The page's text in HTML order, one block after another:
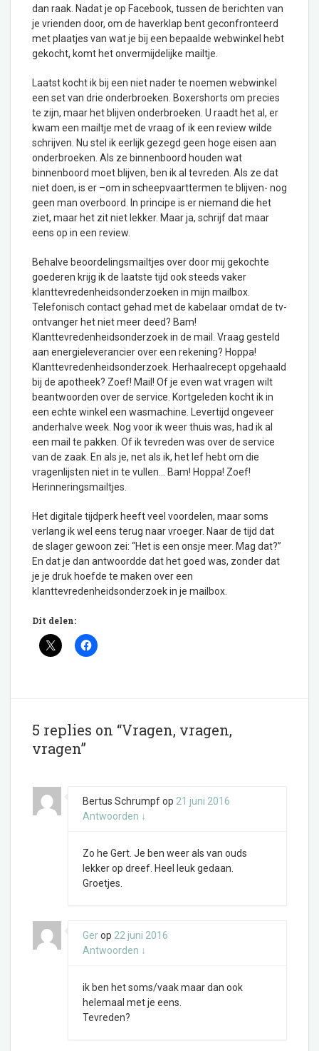
dan raak. Nadat je op Facebook, tussen de berichten van
je vrienden door, om de haverklap bent geconfronteerd
met plaatjes van wat je bij een bepaalde webwinkel hebt
gekocht, komt het onvermijdelijke mailtje.
Laatst kocht ik bij een niet nader te noemen webwinkel
een set van drie onderbroeken. Boxershorts om precies
te zijn, maar het blijven onderbroeken. U raadt het al, er
kwam een mailtje met de vraag of ik een review wilde
schrijven. Nu stel ik eerlijk gezegd geen hoge eisen aan
onderbroeken. Als ze binnenboord houden wat
binnenboord moet blijven, ben ik al tevreden. Als ze dat
niet doen, is er –om in scheepvaarttermen te blijven- nog
geen man overboord. In principe is er niemand die het
ziet, maar het zit niet lekker. Maar ja, schrijf dat maar
eens op in een review.
Behalve beoordelingsmailtjes over door mij gekochte
goederen krijg ik de laatste tijd ook steeds vaker
klanttevredenheidsonderzoeken in mijn mailbox.
Telefonisch contact gehad met de kabelaar omdat de tv-
ontvanger het niet meer deed? Bam!
Klanttevredenheidsonderzoek in de mail. Vraag gesteld
aan energieleverancier over een rekening? Hoppa!
Klanttevredenheidsonderzoek. Herhaalrecept opgehaald
bij de apotheek? Zoef! Mail! Of je even wat vragen wilt
beantwoorden over de service. Kortgeleden kocht ik in
een echte winkel een wasmachine. Levertijd ongeveer
anderhalve week. Nog voor ik weer thuis was, had ik al
een mail te pakken. Of ik tevreden was over de service
van de zaak. En als je, net als ik, het lef hebt om die
vragenlijsten niet in te vullen… Bam! Hoppa! Zoef!
Herinneringsmailtjes.
Het digitale tijdperk heeft veel voordelen, maar soms
verlang ik wel eens terug naar vroeger. Naar de tijd dat
de slager gewoon zei: “Het is een onsje meer. Mag dat?”
En dat je dan antwoordde dat het goed was, zonder dat
je je druk hoefde te maken over een
klanttevredenheidsonderzoek in je mailbox.
Dit delen:
5 replies on “Vragen, vragen,
vragen”
Bertus Schrumpfop 21 juni 2016
Antwoorden ↓
Zo he Gert. Je ben weer als van ouds
lekker op dreef. Heel leuk gedaan.
Groetjes.
Gerop 22 juni 2016
Antwoorden ↓
ik ben het soms/vaak maar dan ook
helemaal met je eens.
Tevreden?